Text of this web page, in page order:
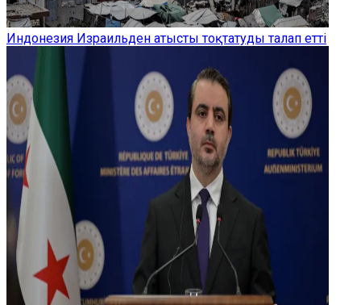
Индонезия Израильден атысты тоқтатуды талап етті